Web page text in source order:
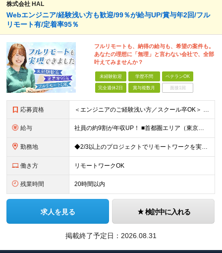
株式会社 HAL
Webエンジニア/経験浅い方も歓迎/99％が給与UP/賞与年2回/フル
リモート有/定着率95％
フルリモートも、納得の給与も、希望の案件も。
あなたの理想に「無理」と言わない会社で、全部
叶えてみませんか？
未経験歓迎 学歴不問 ベテランOK
完全週休2日 賞与複数月 面接1回
応募資格 ＜エンジニアのご経験浅い方／スクール卒OK＞ ◆学歴不問 ◆未経験OK ＜こんな方は大歓迎！＞ ◎今の収入に不満がある方 ◎新しい言語・スキルに挑戦したい方 ◎腰を据えて活躍したい方 ◎頑張りを評価
給与 社員の約9割が年収UP！ ■首都圏エリア（東京、神奈川、千葉、埼玉勤務） 月給25万円～26万円（固定残業代含む） ※固定残業代は、時間外労働の有無に関わらず17時間分を30,000円～31,200
勤務地 ◆2/3以上のプロジェクトでリモートワークを実施中！ ≪自社拠点≫ ・東京本社／東京都千代田区丸の内二丁目6番1号 丸の内パークビルディング6階 ・関西支社／⼤阪府⼤阪市中央区安⼟町2-3-13 ⼤
働き方 リモートワークOK
残業時間 20時間以内
求人を見る 検討中に入れる
掲載終了予定日： 2026.08.31